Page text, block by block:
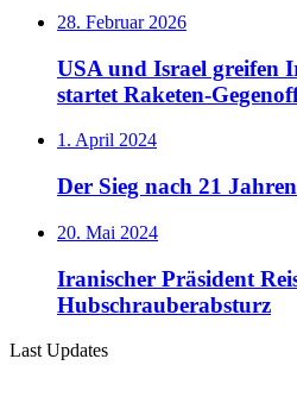
28. Februar 2026
USA und Israel greifen
startet Raketen-
1. April 2024
Der Sieg nach 21 Jahren
20. Mai 2024
Iranischer Präsident
Hubschrauberabsturz
Last Updates